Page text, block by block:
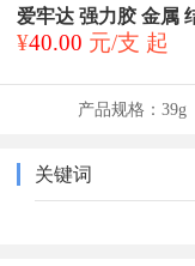
爱牢达 强力胶 金属
¥40.00 元/支 起
产品规格：39g
关键词